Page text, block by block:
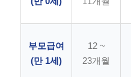
부모급여
(만 1세)
12 ~
23개월